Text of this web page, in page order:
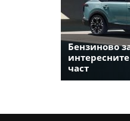
Бензиново
част